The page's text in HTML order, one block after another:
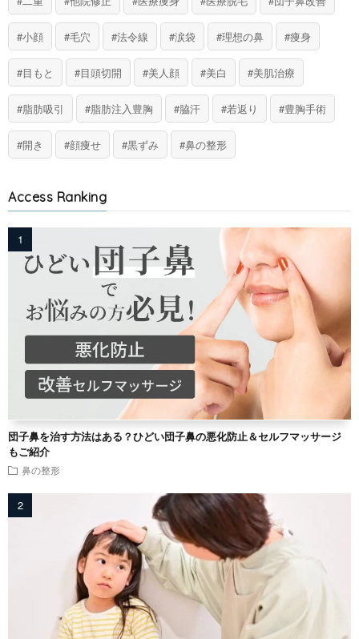
小顔 毛穴 法令線 涙袋 理想の鼻 痩身
目もと 目頭切開 美人顔 美白 美肌治療
脂肪吸引 脂肪注入豊胸 脇汗 若返り 豊胸手術
開き 顔痩せ 黒ずみ 鼻の整形
Access Ranking
団子鼻を治す方法はある？ひどい団子鼻の悪化防止＆セルフマッサージ
もご紹介
鼻の整形